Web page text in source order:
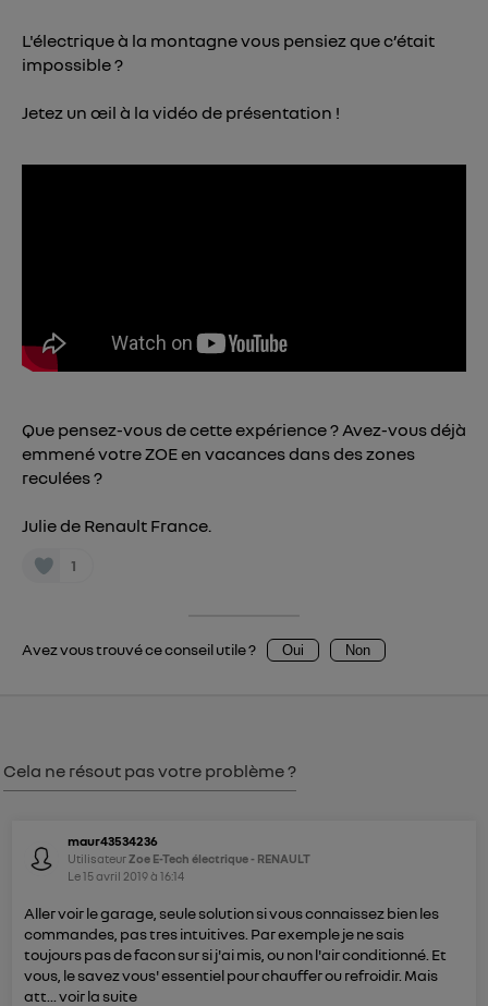
L'électrique à la montagne vous pensiez que c’était
impossible ?
Jetez un œil à la vidéo de présentation !
Que pensez-vous de cette expérience ? Avez-vous déjà
emmené votre ZOE en vacances dans des zones
reculées ?
Julie de Renault France.
1
Avez vous trouvé ce conseil utile ? Oui Non
Cela ne résout pas votre problème ?
maur43534236
UtilisateurZoe E-Tech électrique - RENAULT
Le15 avril 2019à16:14
Aller voir le garage, seule solution si vous connaissez bien les
commandes, pas tres intuitives. Par exemple je ne sais
toujours pas de facon sur si j'ai mis, ou non l'air conditionné. Et
vous, le savez vous' essentiel pour chauffer ou refroidir. Mais
att...voir la suite
consentement surle portail d’Utiq("
") ou via la page « gérer Utiq » en bas de ce site.
Politique d'information sur les données